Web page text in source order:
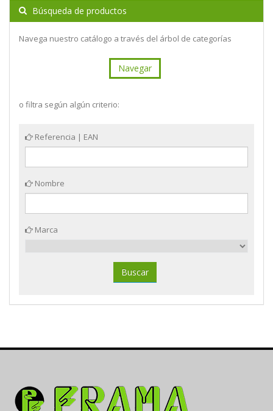
Búsqueda de productos
Navega nuestro catálogo a través del árbol de categorías
Navegar
o filtra según algún criterio:
Referencia | EAN
Nombre
Marca